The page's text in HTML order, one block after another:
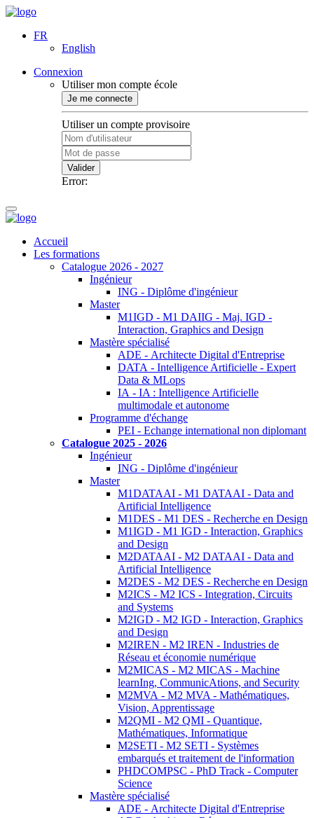
FR
English
Connexion
Utiliser mon compte école
Je me connecte
Utiliser un compte provisoire
Valider
Error:
Accueil
Les formations
Catalogue 2026 - 2027
Ingénieur
ING - Diplôme d'ingénieur
Master
M1IGD - M1 DAIIG - Maj. IGD -
Interaction, Graphics and Design
Mastère spécialisé
ADE - Architecte Digital d'Entreprise
DATA - Intelligence Artificielle - Expert
Data & MLops
IA - IA : Intelligence Artificielle
multimodale et autonome
Programme d'échange
PEI - Echange international non diplomant
Catalogue 2025 - 2026
Ingénieur
ING - Diplôme d'ingénieur
Master
M1DATAAI - M1 DATAAI - Data and
Artificial Intelligence
M1DES - M1 DES - Recherche en Design
M1IGD - M1 IGD - Interaction, Graphics
and Design
M2DATAAI - M2 DATAAI - Data and
Artificial Intelligence
M2DES - M2 DES - Recherche en Design
M2ICS - M2 ICS - Integration, Circuits
and Systems
M2IGD - M2 IGD - Interaction, Graphics
and Design
M2IREN - M2 IREN - Industries de
Réseau et économie numérique
M2MICAS - M2 MICAS - Machine
learnIng, CommunicAtions, and Security
M2MVA - M2 MVA - Mathématiques,
Vision, Apprentissage
M2QMI - M2 QMI - Quantique,
Mathématiques, Informatique
M2SETI - M2 SETI - Systèmes
embarqués et traitement de l'information
PHDCOMPSC - PhD Track - Computer
Science
Mastère spécialisé
ADE - Architecte Digital d'Entreprise